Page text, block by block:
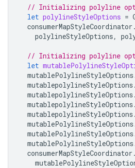
// Initializing polyline
let polylineStyleOptions =
consumerMapStyleCoordinator .
polylineStyleOptions,
// Initializing polyline
let
mutablePolylineStyleOptions
mutablepolylineStyleOptions .
mutablepolylineStyleOptions .
mutablepolylineStyleOptions .
mutablepolylineStyleOptions .
mutablePolylineStyleOptions
mutablePolylineStyleOptions
mutablePolylineStyleOptions
consumerMapStyleCoordinator .